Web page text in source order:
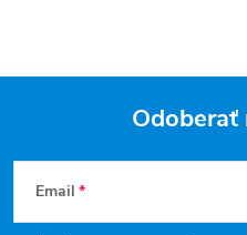
Zápätie
Email